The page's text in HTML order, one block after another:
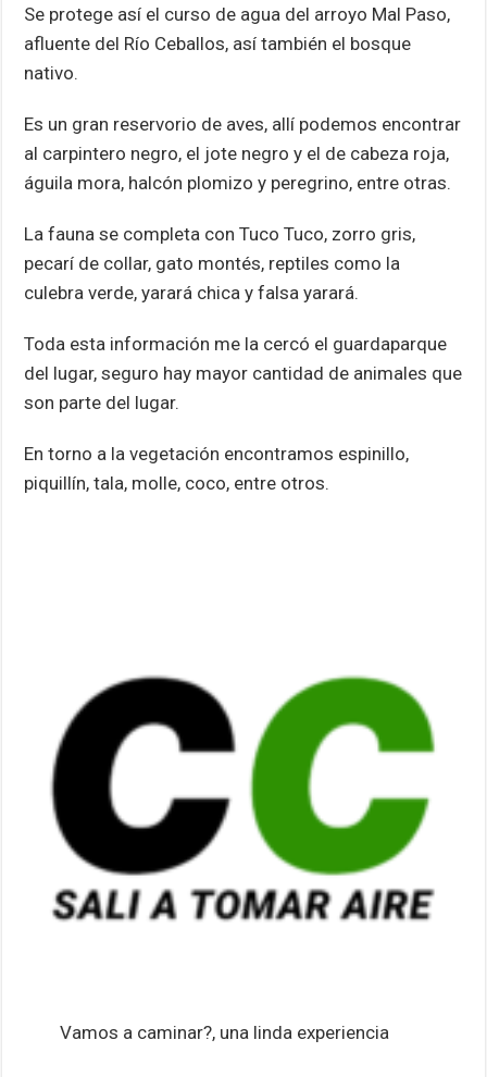
Se protege así el curso de agua del arroyo Mal Paso,
afluente del Río Ceballos, así también el bosque
nativo.
Es un gran reservorio de aves, allí podemos encontrar
al carpintero negro, el jote negro y el de cabeza roja,
águila mora, halcón plomizo y peregrino, entre otras.
La fauna se completa con Tuco Tuco, zorro gris,
pecarí de collar, gato montés, reptiles como la
culebra verde, yarará chica y falsa yarará.
Toda esta información me la cercó el guardaparque
del lugar, seguro hay mayor cantidad de animales que
son parte del lugar.
En torno a la vegetación encontramos espinillo,
piquillín, tala, molle, coco, entre otros.
Vamos a caminar?, una linda experiencia